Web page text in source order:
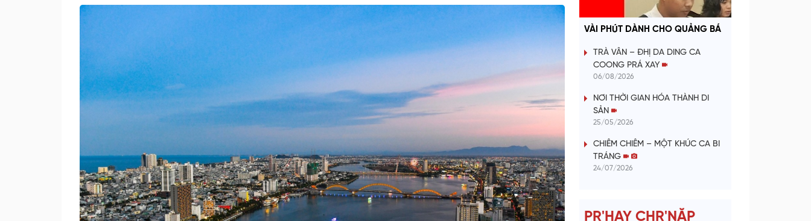
a
y
i
d
VÀI PHÚT DÀNH CHO QUẢNG BÁ
TRÀ VÂN – ĐHỊ DA DING CA
COONG PRÁ XAY
06/08/2026
NƠI THỜI GIAN HÓA THÀNH DI
SẢN
25/05/2026
CHIÊM CHIÊM – MỘT KHÚC CA BI
TRÁNG
24/07/2026
PR'HAY CHR'NĂP